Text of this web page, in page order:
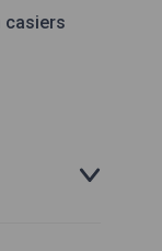
casiers